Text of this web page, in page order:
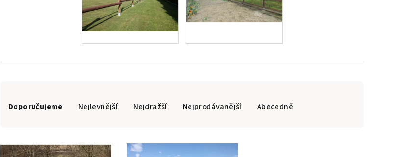
a
e
Doporučujeme Nejlevnější Nejdražší Nejprodávanější Abecedně
V